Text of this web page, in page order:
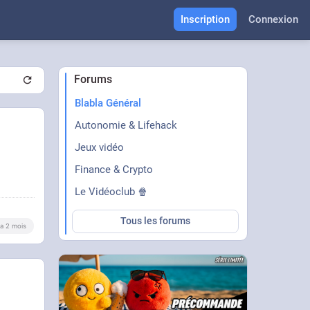
Inscription Connexion
2 mois
Forums
Blabla Général
Autonomie & Lifehack
Jeux vidéo
Finance & Crypto
Le Vidéoclub 🍿
Tous les forums